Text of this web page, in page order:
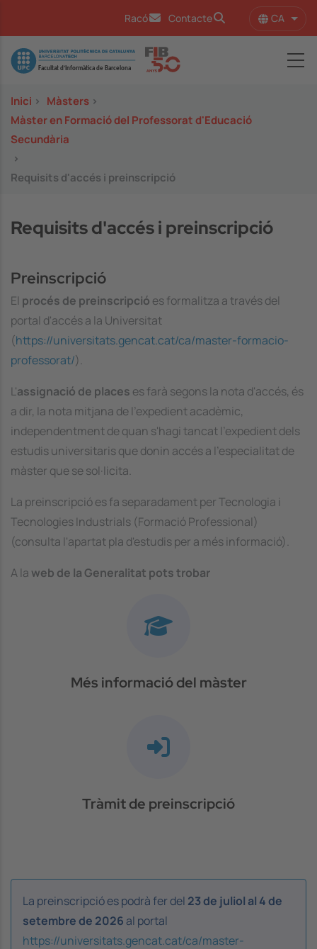
Racó Contacte CA
Image
Inici > Màsters >
Màster en Formació del Professorat d'Educació
Secundària
>
Requisits d'accés i preinscripció
Requisits d'accés i preinscripció
Preinscripció
El procés de preinscripció es formalitza a través del
portal d'accés a la Universitat
(https://universitats.gencat.cat/ca/master-formacio-
professorat/).
L'assignació de places es farà segons la nota d'accés, és
a dir, la nota mitjana de l'expedient acadèmic,
independentment de quan s'hagi tancat l'expedient dels
estudis universitaris que donin accés a l'especialitat de
màster que se sol·licita.
La preinscripció es fa separadament per Tecnologia i
Tecnologies Industrials (Formació Professional)
(consulta l'apartat pla d'estudis per a més informació).
A la web de la Generalitat pots trobar
Més informació del màster
Tràmit de preinscripció
La preinscripció es podrà fer del 23 de juliol al 4 de
setembre de 2026al portal
https://universitats.gencat.cat/ca/master-